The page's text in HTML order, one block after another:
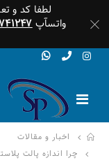
لطفا کد و
واتسآپ
اخبار و مقالات
چرا اندازه پالت